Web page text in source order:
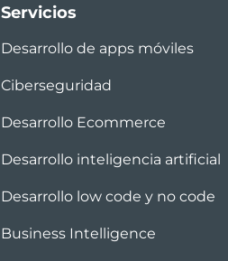
Servicios
Desarrollo de apps móviles
Ciberseguridad
Desarrollo Ecommerce
Desarrollo inteligencia artificial
Desarrollo low code y no code
Business Intelligence